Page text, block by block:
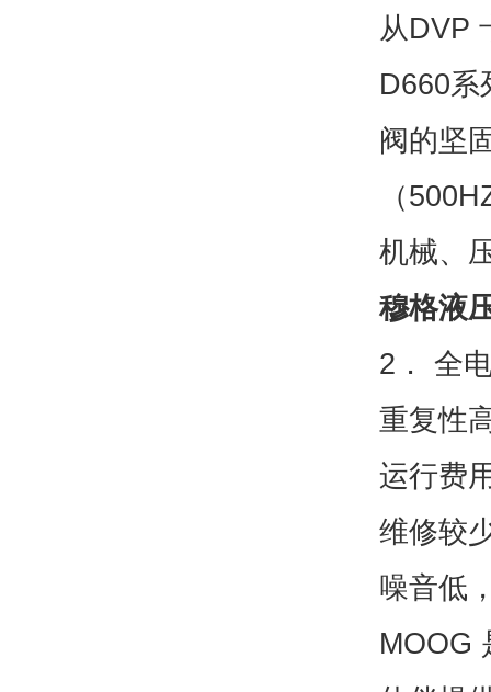
从DVP
D660系
阀的坚
（
机械、
穆格液
2． 全
重复性
运行费
维修较
噪音低
MOOG